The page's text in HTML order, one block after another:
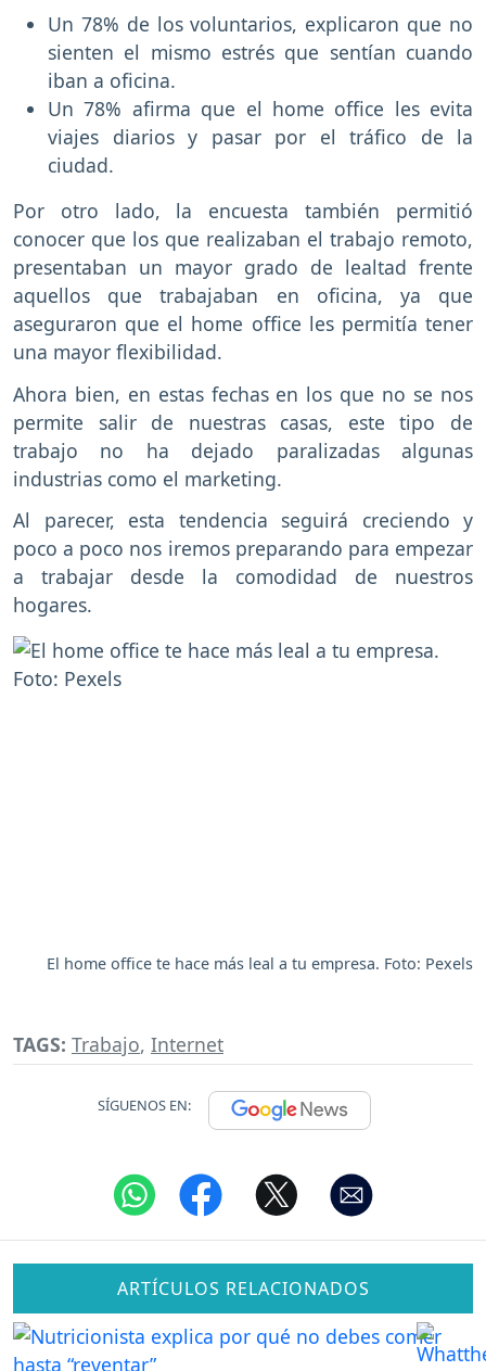
Un 78% de los voluntarios, explicaron que no
sienten el mismo estrés que sentían cuando
iban a oficina.
Un 78% afirma que el home office les evita
viajes diarios y pasar por el tráfico de la
ciudad.
Por otro lado, la encuesta también permitió
conocer que los que realizaban el trabajo remoto,
presentaban un mayor grado de lealtad frente
aquellos que trabajaban en oficina, ya que
aseguraron que el home office les permitía tener
una mayor flexibilidad.
Ahora bien, en estas fechas en los que no se nos
permite salir de nuestras casas, este tipo de
trabajo no ha dejado paralizadas algunas
industrias como el marketing.
Al parecer, esta tendencia seguirá creciendo y
poco a poco nos iremos preparando para empezar
a trabajar desde la comodidad de nuestros
hogares.
El home office te hace más leal a tu empresa. Foto: Pexels
TAGS: Trabajo, Internet
SÍGUENOS EN:
ARTÍCULOS RELACIONADOS